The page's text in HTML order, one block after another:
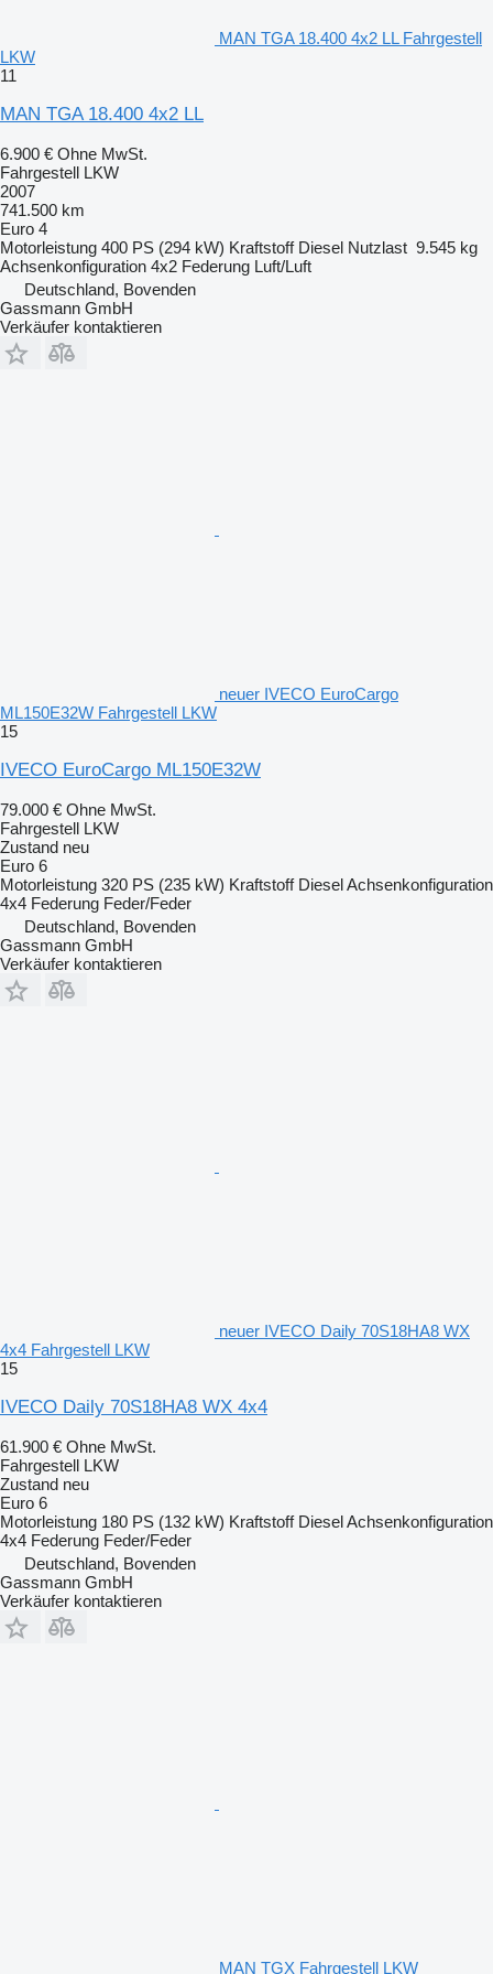
MAN TGA 18.400 4x2 LL Fahrgestell
LKW
11
MAN TGA 18.400 4x2 LL
6.900 € Ohne MwSt.
Fahrgestell LKW
2007
741.500 km
Euro 4
Motorleistung 400 PS (294 kW) Kraftstoff Diesel Nutzlast 9.545 kg
Achsenkonfiguration 4x2 Federung Luft/Luft
Deutschland, Bovenden
Gassmann GmbH
Verkäufer kontaktieren
neuer IVECO EuroCargo
ML150E32W Fahrgestell LKW
15
IVECO EuroCargo ML150E32W
79.000 € Ohne MwSt.
Fahrgestell LKW
Zustand neu
Euro 6
Motorleistung 320 PS (235 kW) Kraftstoff DieselAchsenkonfiguration
4x4 Federung Feder/Feder
Deutschland, Bovenden
Gassmann GmbH
Verkäufer kontaktieren
neuer IVECO Daily 70S18HA8 WX
4x4 Fahrgestell LKW
15
IVECO Daily 70S18HA8 WX 4x4
61.900 € Ohne MwSt.
Fahrgestell LKW
Zustand neu
Euro 6
Motorleistung 180 PS (132 kW) Kraftstoff DieselAchsenkonfiguration
4x4 Federung Feder/Feder
Deutschland, Bovenden
Gassmann GmbH
Verkäufer kontaktieren
MAN TGX Fahrgestell LKW